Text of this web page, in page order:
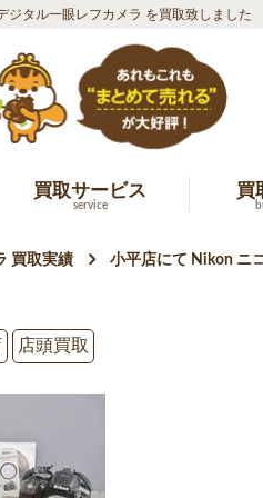
タル一眼レフカメラ を買取致しました
買取サービス
service
買
買取実績 小平店にて Nikon ニ
店頭買取